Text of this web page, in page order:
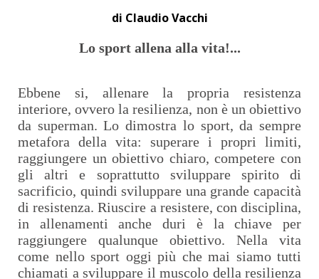
di Claudio Vacchi
Lo sport allena alla vita!...
Ebbene si, allenare la propria resistenza
interiore, ovvero la resilienza, non è un obiettivo
da superman. Lo dimostra lo sport, da sempre
metafora della vita: superare i propri limiti,
raggiungere un obiettivo chiaro, competere con
gli altri e soprattutto sviluppare spirito di
sacrificio, quindi sviluppare una grande capacità
di resistenza. Riuscire a resistere, con disciplina,
in allenamenti anche duri è la chiave per
raggiungere qualunque obiettivo. Nella vita
come nello sport oggi più che mai siamo tutti
chiamati a sviluppare il muscolo della resilienza